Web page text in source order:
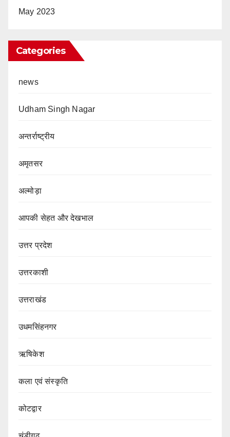
May 2023
Categories
news
Udham Singh Nagar
अन्तर्राष्ट्रीय
अमृतसर
अल्मोड़ा
आपकी सेहत और देखभाल
उत्तर प्रदेश
उत्तरकाशी
उत्तराखंड
उधमसिंहनगर
ऋषिकेश
कला एवं संस्कृति
कोटद्वार